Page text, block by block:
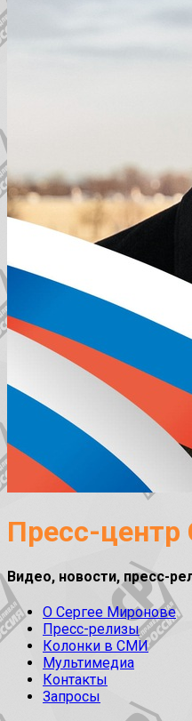
Пресс-
Видео, новости, пресс-
О Сергее Миронове
Пресс-релизы
Колонки в СМИ
Мультимедиа
Контакты
Запросы